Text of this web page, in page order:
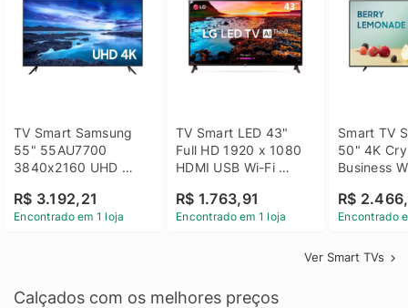
TV Smart Samsung
55" 55AU7700
3840x2160 UHD
Bluetooth
R$ 3.192,21
Encontrado em 1 loja
TV Smart LED 43"
Full HD 1920 x 1080
HDMI USB Wi-Fi
43LM631C0SB LG
R$ 1.763,91
Encontrado em 1 loja
Smart TV
50" 4K
Business
R$
Encontrado
Ver Smart TVs
Calçados com os melhores preços